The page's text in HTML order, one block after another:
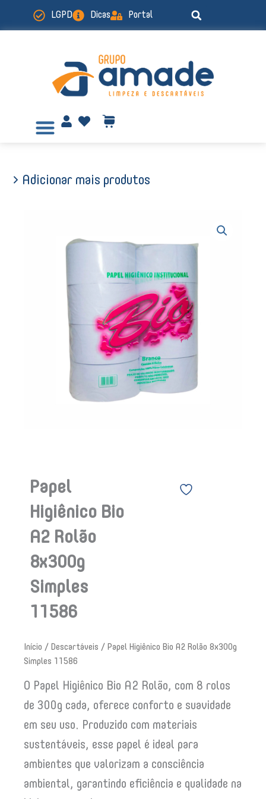
LGPD Dicas Portal
> Adicionar mais produtos
Papel
Higiênico Bio
A2 Rolão
8x300g
Simples
11586
Início / Descartáveis / Papel Higiênico Bio A2 Rolão 8x300g
Simples 11586
O Papel Higiênico Bio A2 Rolão, com 8 rolos
de 300g cada, oferece conforto e suavidade
em seu uso. Produzido com materiais
sustentáveis, esse papel é ideal para
ambientes que valorizam a consciência
ambiental, garantindo eficiência e qualidade na